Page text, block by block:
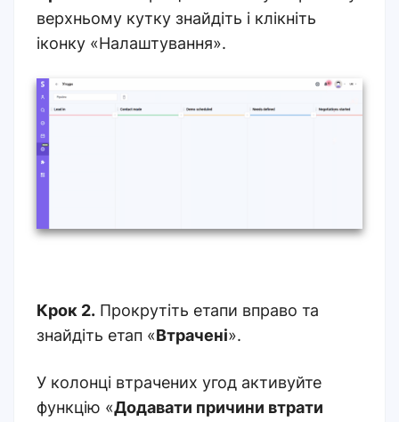
верхньому кутку знайдіть і клікніть
іконку «Налаштування».
Крок 2. Прокрутіть етапи вправо та
знайдіть етап «Втрачені».
У колонці втрачених угод активуйте
функцію «Додавати причини втрати